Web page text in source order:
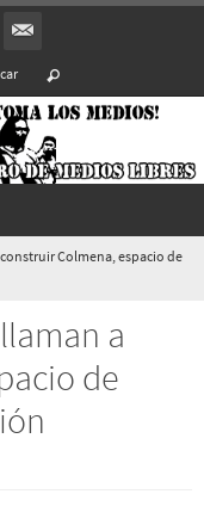
Colmena, espacio de
a
de